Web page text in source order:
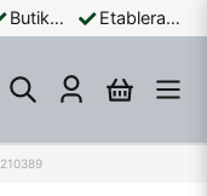
Butik och Online Etablerad Sedan 1965